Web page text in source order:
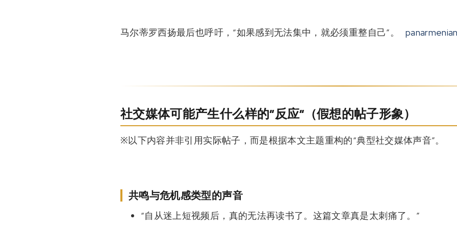
马尔蒂罗西扬最后也呼吁，“如果感到无法集中，就必须重整自己”。
社交媒体可能产生什么样的“反应”（假想的帖子形象）
※以下内容并非引用实际帖子，而是根据本文主题重构的“典型社交媒体声音”。
共鸣与危机感类型的声音
“自从迷上短视频后，真的无法再读书了。这篇文章真是太刺痛了。”